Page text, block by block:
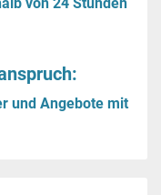
und Angebote mit